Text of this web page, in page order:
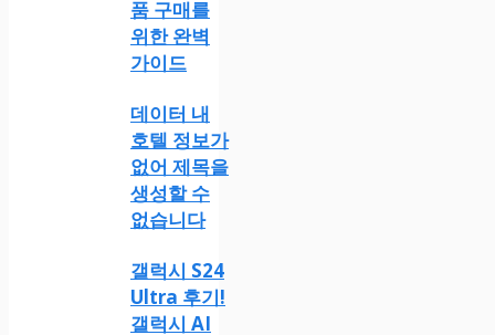
품 구매를
위한 완벽
가이드
데이터 내
호텔 정보가
없어 제목을
생성할 수
없습니다
갤럭시 S24
Ultra 후기!
갤럭시 AI